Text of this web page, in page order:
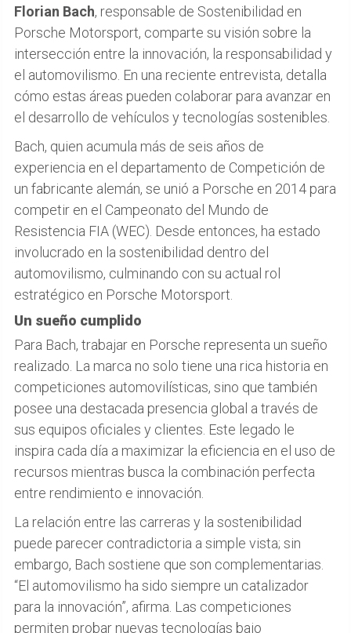
Florian Bach, responsable de Sostenibilidad en
Porsche Motorsport, comparte su visión sobre la
intersección entre la innovación, la responsabilidad y
el automovilismo. En una reciente entrevista, detalla
cómo estas áreas pueden colaborar para avanzar en
el desarrollo de vehículos y tecnologías sostenibles.
Bach, quien acumula más de seis años de
experiencia en el departamento de Competición de
un fabricante alemán, se unió a Porsche en 2014 para
competir en el Campeonato del Mundo de
Resistencia FIA (WEC). Desde entonces, ha estado
involucrado en la sostenibilidad dentro del
automovilismo, culminando con su actual rol
estratégico en Porsche Motorsport.
Un sueño cumplido
Para Bach, trabajar en Porsche representa un sueño
realizado. La marca no solo tiene una rica historia en
competiciones automovilísticas, sino que también
posee una destacada presencia global a través de
sus equipos oficiales y clientes. Este legado le
inspira cada día a maximizar la eficiencia en el uso de
recursos mientras busca la combinación perfecta
entre rendimiento e innovación.
La relación entre las carreras y la sostenibilidad
puede parecer contradictoria a simple vista; sin
embargo, Bach sostiene que son complementarias.
“El automovilismo ha sido siempre un catalizador
para la innovación”, afirma. Las competiciones
permiten probar nuevas tecnologías bajo